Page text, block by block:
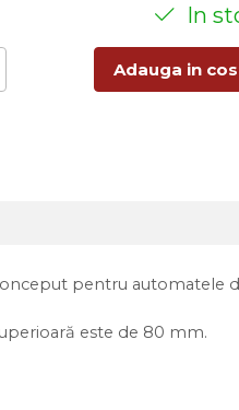
In
Adauga in cos
pentru automatele
este de 80 mm.